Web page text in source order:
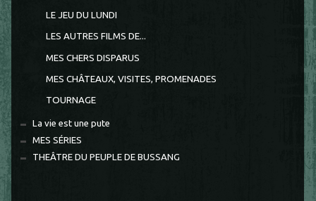
LE JEU DU LUNDI
LES AUTRES FILMS DE...
MES CHERS DISPARUS
MES CHÂTEAUX, VISITES, PROMENADES
TOURNAGE
La vie est une pute
MES SÉRIES
THEÂTRE DU PEUPLE DE BUSSANG